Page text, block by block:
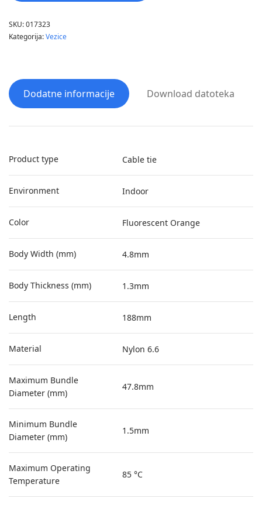
SKU:017323
Kategorija:Vezice
Dodatne informacije Download datoteka
Product type Cable tie
Environment Indoor
Color Fluorescent Orange
Body Width (mm) 4.8mm
Body Thickness (mm) 1.3mm
Length 188mm
Material Nylon 6.6
Maximum Bundle
Diameter (mm)
47.8mm
Minimum Bundle
Diameter (mm)
1.5mm
Maximum Operating
Temperature
85 °C